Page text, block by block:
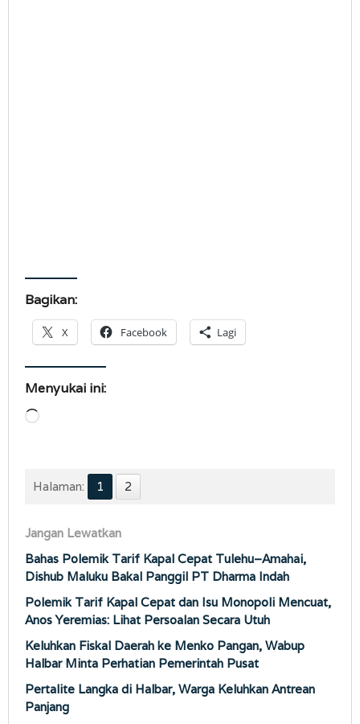
Bagikan:
X Facebook Lagi
Menyukai ini:
Memuat...
Halaman: 1 2
Jangan Lewatkan
Bahas Polemik Tarif Kapal Cepat Tulehu–Amahai,
Dishub Maluku Bakal Panggil PT Dharma Indah
Polemik Tarif Kapal Cepat dan Isu Monopoli Mencuat,
Anos Yeremias: Lihat Persoalan Secara Utuh
Keluhkan Fiskal Daerah ke Menko Pangan, Wabup
Halbar Minta Perhatian Pemerintah Pusat
Pertalite Langka di Halbar, Warga Keluhkan Antrean
Panjang